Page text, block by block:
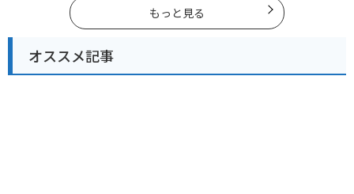
リングに行く際は参考にしてください。
もっと見る
オススメ記事